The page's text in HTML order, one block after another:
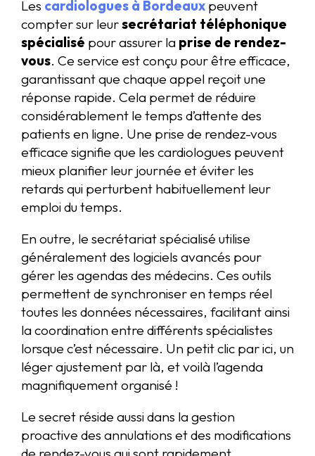
Les cardiologues à Bordeaux peuvent
compter sur leursecrétariat téléphonique
spécialisé pour assurer la prise de rendez-
vous. Ce service est conçu pour être efficace,
garantissant que chaque appel reçoit une
réponse rapide. Cela permet de réduire
considérablement le temps d’attente des
patients en ligne. Une prise de rendez-vous
efficace signifie que les cardiologues peuvent
mieux planifier leur journée et éviter les
retards qui perturbent habituellement leur
emploi du temps.
En outre, le secrétariat spécialisé utilise
généralement des logiciels avancés pour
gérer les agendas des médecins. Ces outils
permettent de synchroniser en temps réel
toutes les données nécessaires, facilitant ainsi
la coordination entre différents spécialistes
lorsque c’est nécessaire. Un petit clic par ici, un
léger ajustement par là, et voilà l’agenda
magnifiquement organisé !
Le secret réside aussi dans la gestion
proactive des annulations et des modifications